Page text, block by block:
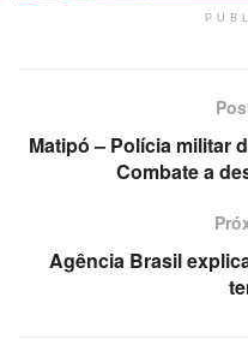
Matipó – Polícia militar
Combate a
Agência Brasil